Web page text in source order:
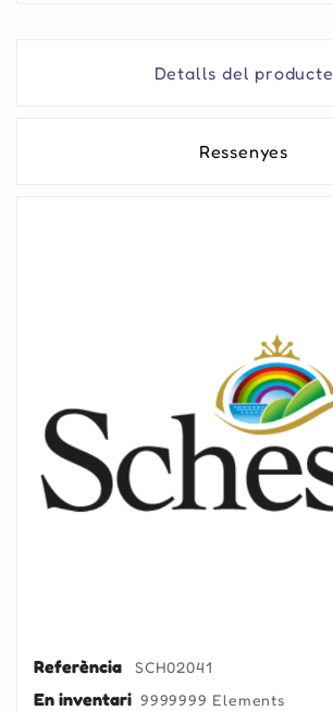
Detalls del producte
Ressenyes
Referència SCH02041
En inventari 9999999 Elements